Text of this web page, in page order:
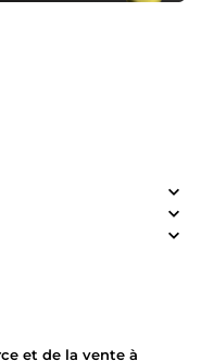
et de la vente à